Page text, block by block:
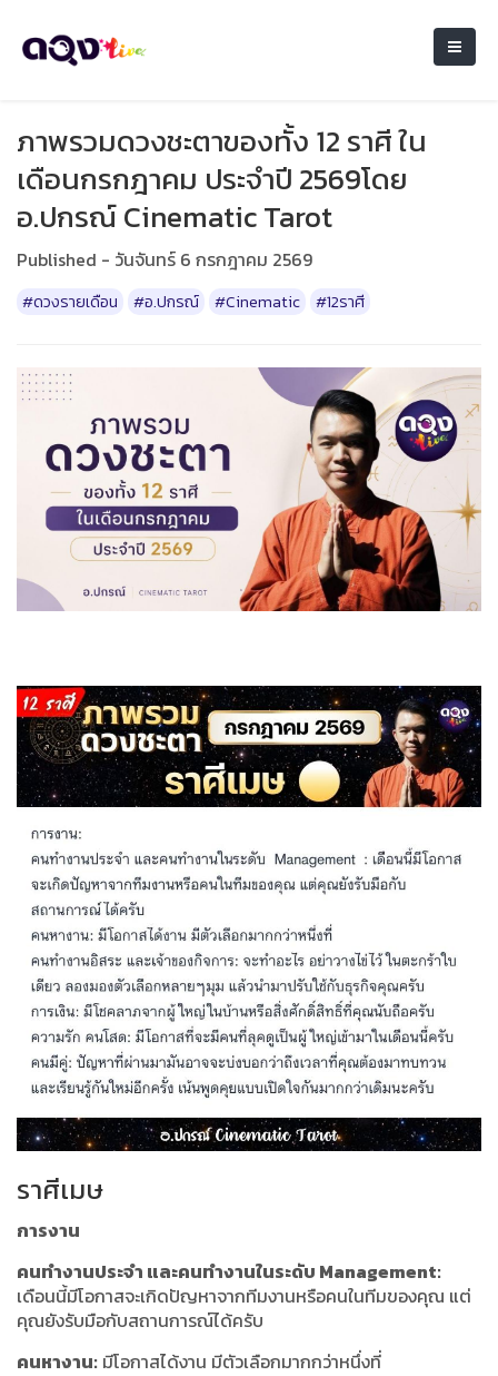
ภาพรวมดวงชะตาของทั้ง 12 ราศี ใน
เดือนกรกฎาคม ประจำปี 2569โดย
อ.ปกรณ์ Cinematic Tarot
Published - วันจันทร์ 6 กรกฎาคม 2569
#ดวงรายเดือน #อ.ปกรณ์ #Cinematic #12ราศี
ราศีเมษ
การงาน
คนทำงานประจำ และคนทำงานในระดับ Management:
เดือนนี้มีโอกาสจะเกิดปัญหาจากทีมงานหรือคนในทีมของคุณ แต่
คุณยังรับมือกับสถานการณ์ได้ครับ
คนหางาน: มีโอกาสได้งาน มีตัวเลือกมากกว่าหนึ่งที่